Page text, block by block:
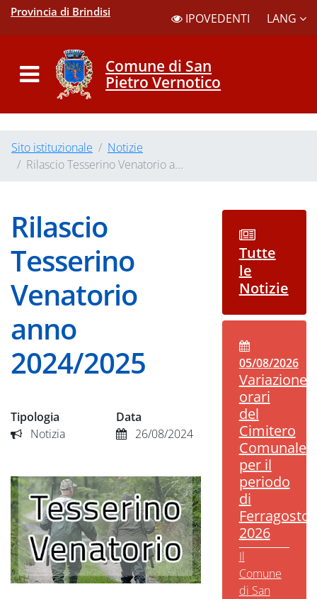
Provincia di Brindisi IPOVEDENTI LANG
Comune di San
Pietro Vernotico
Sito istituzionale
Notizie
Rilascio Tesserino Venatorio a...
Rilascio
Tesserino
Venatorio
anno
2024/2025
Tipologia
Notizia
Data
26/08/2024
Tutte
le
Notizie
05/08/2026
Variazione
orari
del
Cimitero
Comunale
per il
periodo
di
Ferragosto
2026
Il
Comune
di San